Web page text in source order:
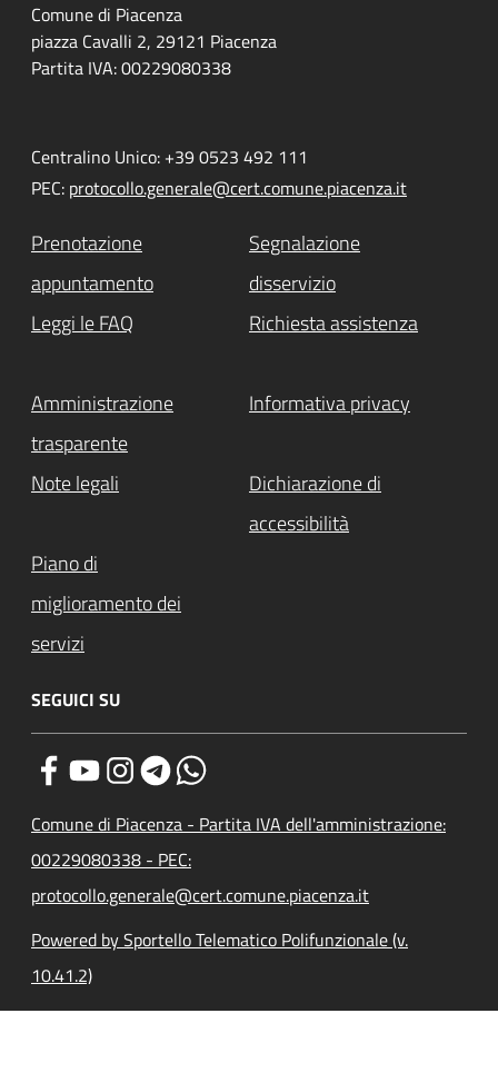
Comune di Piacenza
piazza Cavalli 2, 29121 Piacenza
Partita IVA: 00229080338
Centralino Unico: +39 0523 492 111
PEC: protocollo.generale@cert.comune.piacenza.it
Prenotazione
appuntamento
Segnalazione
disservizio
Leggi le FAQ
Richiesta assistenza
Amministrazione
trasparente
Informativa privacy
Note legali
Dichiarazione di
accessibilità
Piano di
miglioramento dei
servizi
SEGUICI SU
Comune di Piacenza - Partita IVA dell'amministrazione:
00229080338 - PEC:
protocollo.generale@cert.comune.piacenza.it
Powered by Sportello Telematico Polifunzionale (v.
10.41.2)